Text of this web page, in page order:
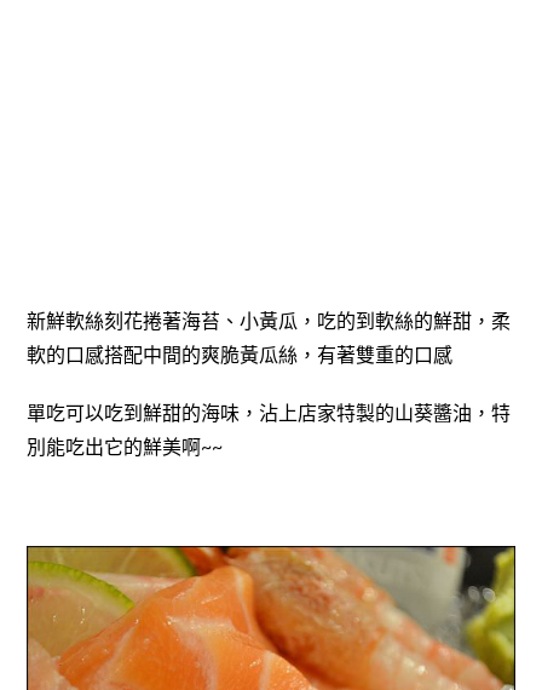
新鮮軟絲刻花捲著海苔、小黃瓜，吃的到軟絲的鮮甜，柔
軟的口感搭配中間的爽脆黃瓜絲，有著雙重的口感
單吃可以吃到鮮甜的海味，沾上店家特製的山葵醬油，特
別能吃出它的鮮美啊~~